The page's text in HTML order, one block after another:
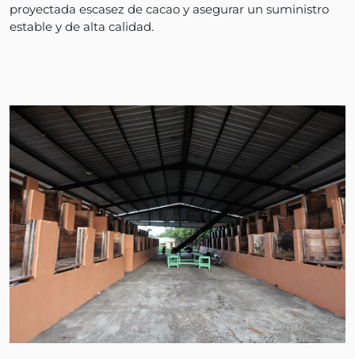
proyectada escasez de cacao y asegurar un suministro
estable y de alta calidad.